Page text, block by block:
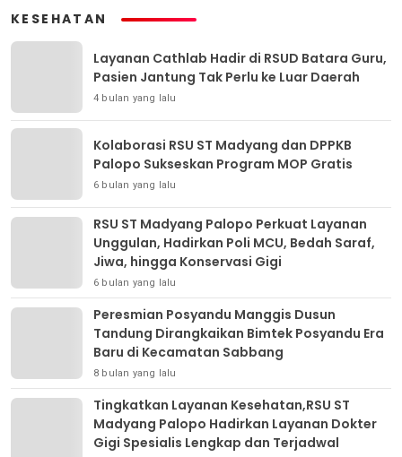
KESEHATAN
Layanan Cathlab Hadir di RSUD Batara Guru,
Pasien Jantung Tak Perlu ke Luar Daerah
4 bulan yang lalu
Kolaborasi RSU ST Madyang dan DPPKB
Palopo Sukseskan Program MOP Gratis
6 bulan yang lalu
RSU ST Madyang Palopo Perkuat Layanan
Unggulan, Hadirkan Poli MCU, Bedah Saraf,
Jiwa, hingga Konservasi Gigi
6 bulan yang lalu
Peresmian Posyandu Manggis Dusun
Tandung Dirangkaikan Bimtek Posyandu Era
Baru di Kecamatan Sabbang
8 bulan yang lalu
Tingkatkan Layanan Kesehatan,RSU ST
Madyang Palopo Hadirkan Layanan Dokter
Gigi Spesialis Lengkap dan Terjadwal